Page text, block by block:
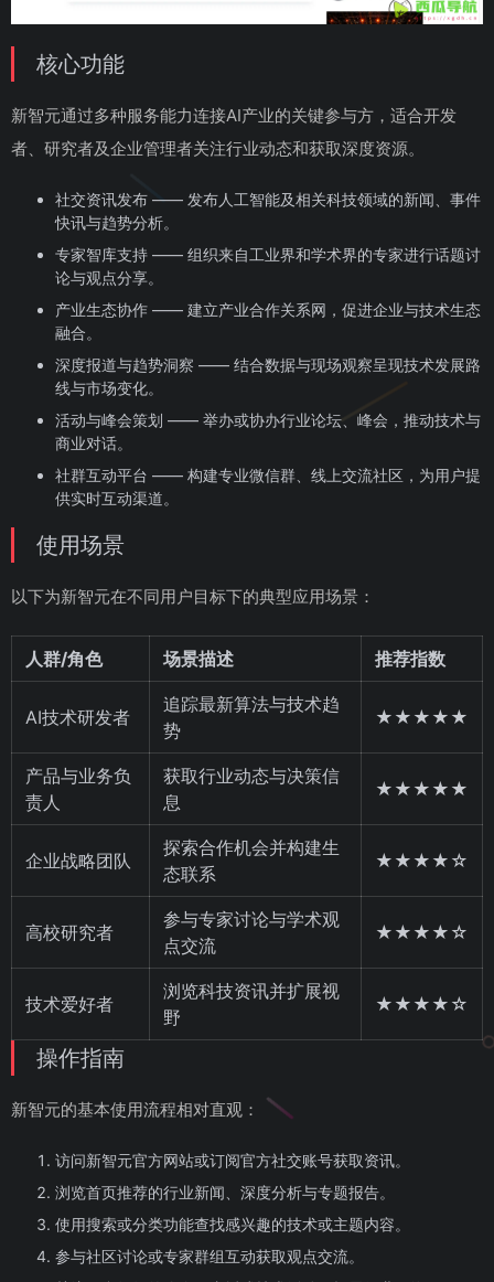
核心功能
新智元通过多种服务能力连接AI产业的关键参与方，适合开发
者、研究者及企业管理者关注行业动态和获取深度资源。
社交资讯发布 —— 发布人工智能及相关科技领域的新闻、事件
快讯与趋势分析。
专家智库支持 —— 组织来自工业界和学术界的专家进行话题讨
论与观点分享。
产业生态协作 —— 建立产业合作关系网，促进企业与技术生态
融合。
深度报道与趋势洞察 —— 结合数据与现场观察呈现技术发展路
线与市场变化。
活动与峰会策划 —— 举办或协办行业论坛、峰会，推动技术与
商业对话。
社群互动平台 —— 构建专业微信群、线上交流社区，为用户提
供实时互动渠道。
使用场景
以下为新智元在不同用户目标下的典型应用场景：
人群/角色 场景描述 推荐指数
AI技术研发者
追踪最新算法与技术趋
势
★★★★★
产品与业务负
责人
获取行业动态与决策信
息
★★★★★
企业战略团队
探索合作机会并构建生
态联系
★★★★☆
高校研究者
参与专家讨论与学术观
点交流
★★★★☆
技术爱好者
浏览科技资讯并扩展视
野
★★★★☆
操作指南
新智元的基本使用流程相对直观：
访问新智元官方网站或订阅官方社交账号获取资讯。
浏览首页推荐的行业新闻、深度分析与专题报告。
使用搜索或分类功能查找感兴趣的技术或主题内容。
参与社区讨论或专家群组互动获取观点交流。